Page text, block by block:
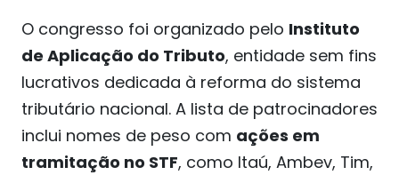
O congresso foi organizado pelo Instituto
de Aplicação do Tributo, entidade sem fins
lucrativos dedicada à reforma do sistema
tributário nacional. A lista de patrocinadores
inclui nomes de peso com ações em
tramitação no STF, como Itaú, Ambev, Tim,